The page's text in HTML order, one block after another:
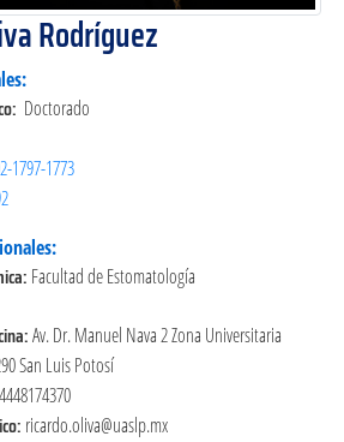
Rodríguez
Doctorado
1797-1773
Facultad de Estomatología
Av. Dr. Manuel Nava 2 Zona Universitaria
San Luis Potosí
ricardo.oliva@uaslp.mx